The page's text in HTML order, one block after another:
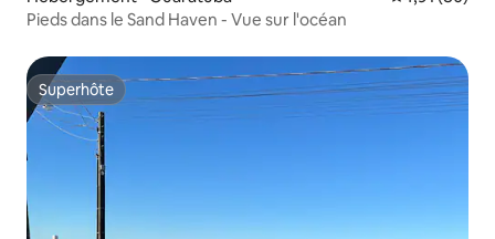
Pieds dans le Sand Haven - Vue sur l'océan
Superhôte
Superhôte